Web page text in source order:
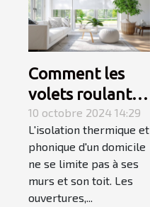
Comment les
volets roulants
améliorent-ils
l'isolation de
votre domicile ?
10 octobre 2024 14:29
L'isolation thermique et
phonique d'un domicile
ne se limite pas à ses
murs et son toit. Les
ouvertures,...